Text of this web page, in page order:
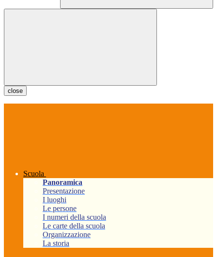
close
Scuola
Panoramica
Presentazione
I luoghi
Le persone
I numeri della scuola
Le carte della scuola
Organizzazione
La storia